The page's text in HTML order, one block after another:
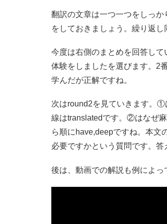
翻訳の文章は一つ一つをしっ
をしておきましょう。繰り返
今度は右側のまとめを回答し
体験をしましたを選びます。2
学んだが正解ですね。
次はround2を見ていきます。①
線はtranslatedです。②はなぜ
ら順にhave,deepですね。本
必要ですかという質問です。
後は、動画での解説も例によっ